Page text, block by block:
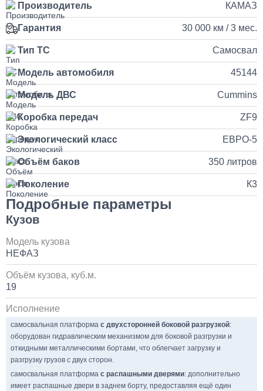
150 000
от 5 до 10 дней
Установка и подключение рации с антенной на КАМАЗ
35 000
1 день
Установка продувочного пистолета в кабину
3 500
Установка системы контроля положения
самосвального кузова
1 день
Производитель КАМАЗ
Гарантия 30 000 км / 3 мес.
Тип ТС Самосвал
Модель автомобиля 45144
Модель ДВС Cummins
Коробка передач ZF9
Экологический класс ЕВРО-5
Объём баков 350 литров
Поколение К3
Подробные параметры
Кузов
Модель кузова
НЕФАЗ
Объём кузова, куб.м.
19
Исполнение
самосвальная платформа с двухсторонней боковой разгрузкой:
оборудован гидравлическим механизмом для боковой разгрузки и
откидными металлическими бортами, что облегчает загрузку и
разгрузку грузов с двух сторон.
самосвальная платформа с распашными дверями: дополнительно
имеет распашные двери в заднем борту, предоставляя ещё один